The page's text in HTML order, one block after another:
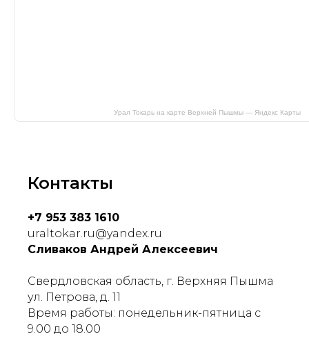
Урал Токарь на карте Верхней Пышмы — Яндекс Карты
Контакты
+7 953 383 1610
uraltokar.ru@yandex.ru
Сливаков Андрей Алексеевич
Свердловская область, г. Верхняя Пышма
ул. Петрова, д. 11
Время работы: понедельник-пятница с
9.00 до 18.00